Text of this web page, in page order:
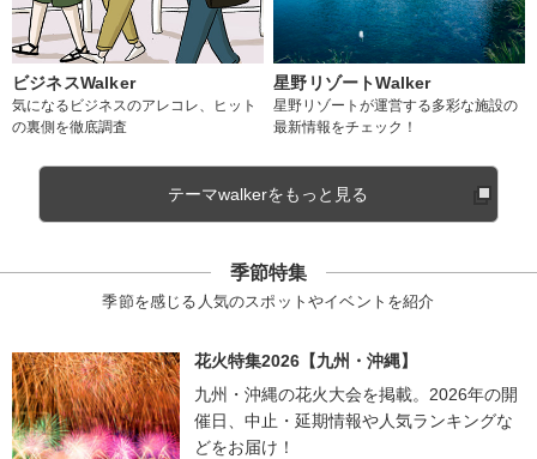
ビジネスWalker
気になるビジネスのアレコレ、ヒット
の裏側を徹底調査
星野リゾートWalker
星野リゾートが運営する多彩な施設の
最新情報をチェック！
テーマwalkerをもっと見る
季節特集
季節を感じる人気のスポットやイベントを紹介
花火特集2026【九州・沖縄】
九州・沖縄の花火大会を掲載。2026年の開
催日、中止・延期情報や人気ランキングな
どをお届け！